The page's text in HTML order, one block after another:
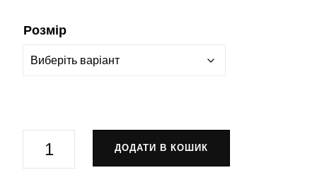
Розмір
"Поцілунок"
ДОДАТИ В КОШИК